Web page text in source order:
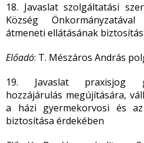
18. Javaslat szolgáltatási
Község
átmeneti ellátásának
Előadó: T. Mészáros András
19. Javaslat praxisjog
hozzájárulás megújítására,
a házi gyermekorvosi és
biztosítása érdekében